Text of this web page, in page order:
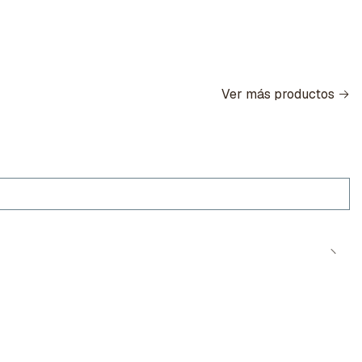
Ver más productos